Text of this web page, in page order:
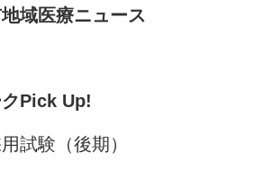
地域医療ニュース
Pick Up!
試験（後期）